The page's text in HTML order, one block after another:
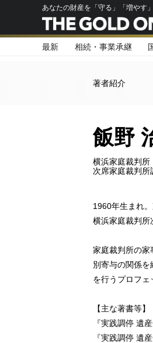
あなたの財産を「守る」「増やす
最新 相続・事業承継
著者紹介
飯野
横浜家庭裁判所
次席家庭裁判所
1960年生まれ
横浜家庭裁判所
家庭裁判所の家
別寄与の関係
を行うプロフェ
【主な著書等】
『実践調停 遺
『実践調停 遺